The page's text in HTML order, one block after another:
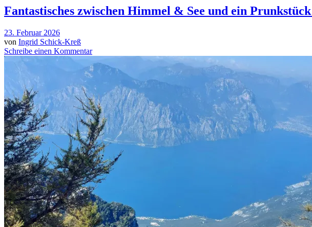
Fantastisches zwischen Himmel & See und ein Prunkstück
23. Februar 2026
von Ingrid Schick-Kreß
Schreibe einen Kommentar